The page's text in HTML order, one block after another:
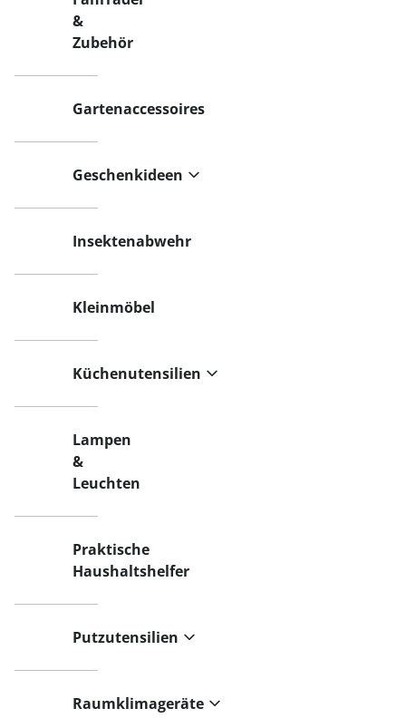
&
Zubehör
Gartenaccessoires
Geschenkideen
Insektenabwehr
Kleinmöbel
Küchenutensilien
Lampen
&
Leuchten
Praktische
Haushaltshelfer
Putzutensilien
Raumklimageräte